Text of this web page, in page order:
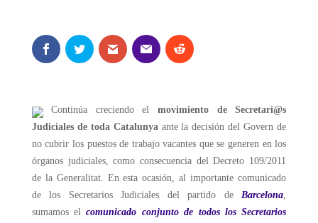
Continúa creciendo elmovimiento de Secretari@s
Judiciales de toda Catalunyaante la decisión del Govern de
no cubrir los puestos de trabajo vacantes que se generen en los
órganos judiciales, como consecuencia del Decreto 109/2011
de la Generalitat. En esta ocasión, al importante comunicado
de los Secretarios Judiciales del partido deBarcelona,
sumamos elcomunicado conjunto de todos los Secretarios